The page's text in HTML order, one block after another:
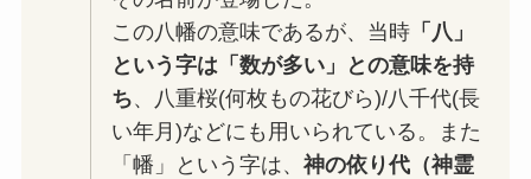
この八幡の意味であるが、当時 「八」
という字は「数が多い」との意味を持
ち、八重桜(何枚もの花びら)/八千代(長
い年月)などにも用いられている。また
「幡」という字は、神の依り代（神霊